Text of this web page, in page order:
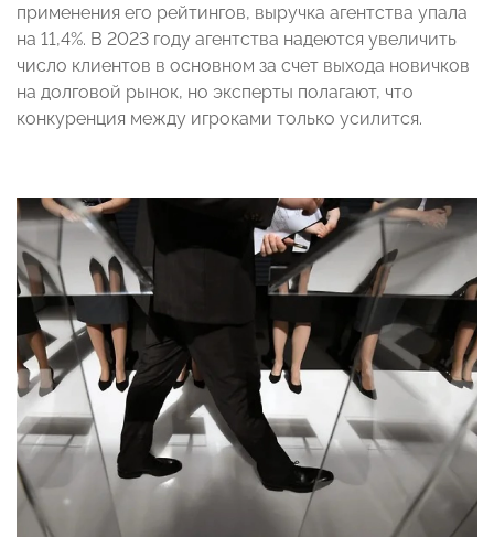
применения его рейтингов, выручка агентства упала
на 11,4%. В 2023 году агентства надеются увеличить
число клиентов в основном за счет выхода новичков
на долговой рынок, но эксперты полагают, что
конкуренция между игроками только усилится.